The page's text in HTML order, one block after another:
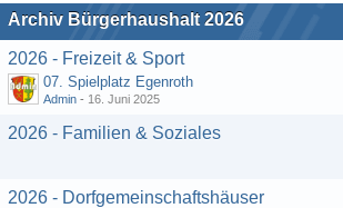
Archiv Bürgerhaushalt 2026
2026 - Freizeit & Sport
07. Spielplatz Egenroth
Admin - 16. Juni 2025
2026 - Familien & Soziales
2026 - Dorfgemeinschaftshäuser